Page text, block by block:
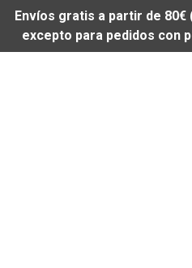
Envíos gratis a partir de 80€
excepto para pedidos con